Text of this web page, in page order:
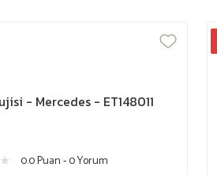
- Mercedes - ET148011
0.0 Puan - 0 Yorum